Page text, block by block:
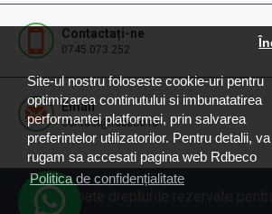
Site-ul nostru foloseste cookie-uri pentru
optimizarea continutului si imbunatatirea
performantei platformei, prin salvarea
preferintelor utilizatorilor. Pentru detalii, va
rugam sa accesati pagina web Rdbeco
Politica de confidențialitate
Contactați-ne
0745.073.252
Email
contact@rdbeco.ro
© 2025 Toate drepturile rezervate